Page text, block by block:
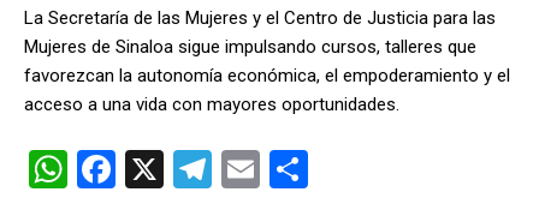
La Secretaría de las Mujeres y el Centro de Justicia para las
Mujeres de Sinaloa sigue impulsando cursos, talleres que
favorezcan la autonomía económica, el empoderamiento y el
acceso a una vida con mayores oportunidades.
W F
X
T
E